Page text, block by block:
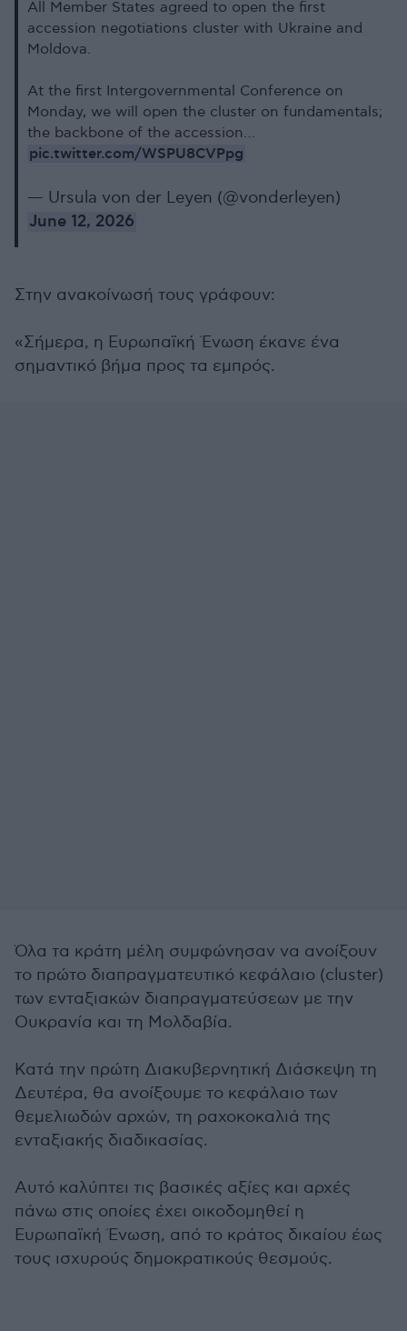
All Member States agreed to open the first
accession negotiations cluster with Ukraine and
Moldova.
At the first Intergovernmental Conference on
Monday, we will open the cluster on fundamentals;
the backbone of the accession…
pic.twitter.com/WSPU8CVPpg
— Ursula von der Leyen (@vonderleyen)
June 12, 2026
Στην ανακοίνωσή τους γράφουν:
«Σήμερα, η Ευρωπαϊκή Ένωση έκανε ένα
σημαντικό βήμα προς τα εμπρός.
Όλα τα κράτη μέλη συμφώνησαν να ανοίξουν
το πρώτο διαπραγματευτικό κεφάλαιο (cluster)
των ενταξιακών διαπραγματεύσεων με την
Ουκρανία και τη Μολδαβία.
Κατά την πρώτη Διακυβερνητική Διάσκεψη τη
Δευτέρα, θα ανοίξουμε το κεφάλαιο των
θεμελιωδών αρχών, τη ραχοκοκαλιά της
ενταξιακής διαδικασίας.
Αυτό καλύπτει τις βασικές αξίες και αρχές
πάνω στις οποίες έχει οικοδομηθεί η
Ευρωπαϊκή Ένωση, από το κράτος δικαίου έως
τους ισχυρούς δημοκρατικούς θεσμούς.